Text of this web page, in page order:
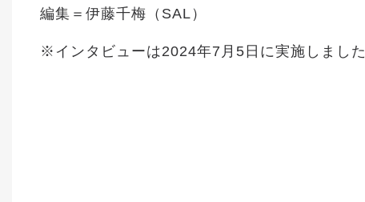
編集＝伊藤千梅（ SAL ）
※ インタビューは2024年7 月 5 日に実施しました